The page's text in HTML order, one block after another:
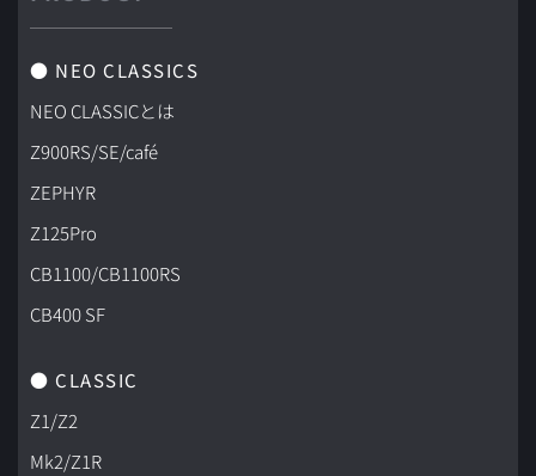
● NEO CLASSICS
NEO CLASSICとは
Z900RS/SE/café
ZEPHYR
Z125Pro
CB1100/CB1100RS
CB400 SF
● CLASSIC
Z1/Z2
Mk2/Z1R